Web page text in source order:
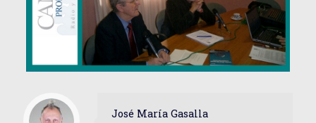
José María Gasalla